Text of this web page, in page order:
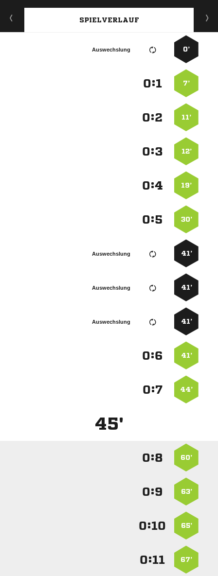
SPIELVERLAUF
0’
Auswechslung
7’
:
11’
:
12’
:
19’
:
30’
:
41’
Auswechslung
41’
Auswechslung
41’
Auswechslung
41’
:
44’
:
45'
60’
:
63’
:
65’
:
67’
: